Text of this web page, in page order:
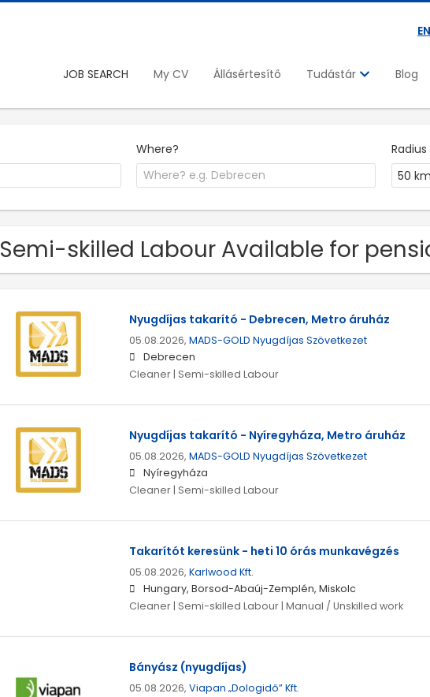
EN
JOB SEARCH My CV Állásértesítő Tudástár Blog
Where?
Radius
50 km
Semi-skilled Labour Available for
Nyugdíjas takarító - Debrecen, Metro áruház
05.08.2026, MADS-GOLD Nyugdíjas Szövetkezet
Debrecen
Cleaner | Semi-skilled Labour
Nyugdíjas takarító - Nyíregyháza, Metro áruház
05.08.2026, MADS-GOLD Nyugdíjas Szövetkezet
Nyíregyháza
Cleaner | Semi-skilled Labour
Takarítót keresünk - heti 10 órás munkavégzés
05.08.2026, Karlwood Kft.
Hungary, Borsod-Abaúj-Zemplén, Miskolc
Cleaner | Semi-skilled Labour | Manual / Unskilled work
Bányász (nyugdíjas)
05.08.2026, Viapan „Dologidő” Kft.